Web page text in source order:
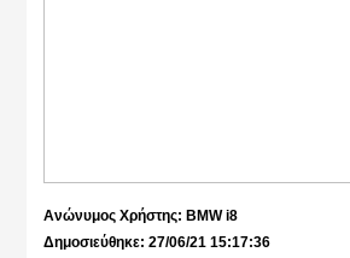
Ανώνυμος Χρήστης: BMW i8
Δημοσιεύθηκε: 27/06/21 15:17:36